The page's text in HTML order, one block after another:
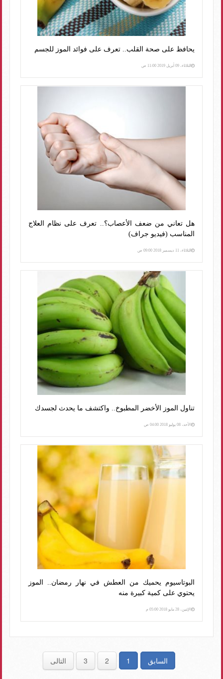
يحافظ على صحة القلب.. تعرف على فوائد الموز للجسم
الثلاثاء، 09 أبريل 2019 11:00 ص
هل تعاني من ضعف الأعصاب؟.. تعرف على نظام العلاج
المناسب (فيديو جراف)
الثلاثاء، 11 ديسمبر 2018 09:00 ص
تناول الموز الأخضر المطبوخ.. واكتشف ما يحدث لجسدك
الأحد، 08 يوليو 2018 04:00 ص
البوتاسيوم يحميك من العطش في نهار رمضان.. الموز
يحتوي على كمية كبيرة منه
الإثنين، 28 مايو 2018 05:00 م
السابق 1
2
3 التالى